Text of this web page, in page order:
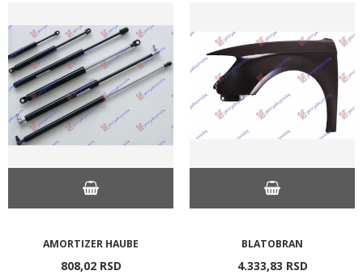
AMORTIZER HAUBE
808,02 RSD
BLATOBRAN
4.333,83 RSD